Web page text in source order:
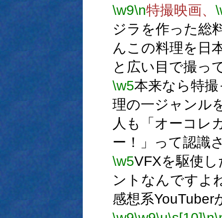
\w9\n特撮映画、
ジラを作った総
んこの料理を日
と広い目で撮っ
\w5本来なら特
理の一ジャンル
人も「オーコレ
ー！」って認識
\w5VFXを駆使し
ントなんですよ
感想系YouTuber